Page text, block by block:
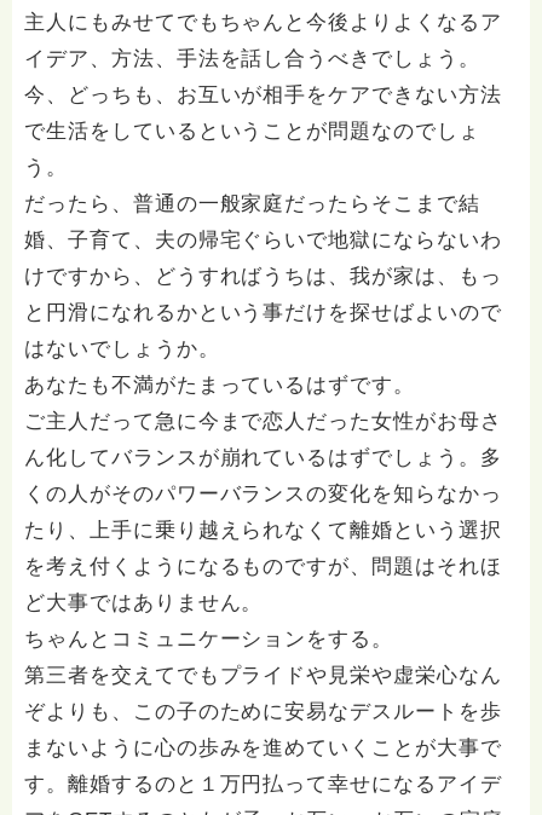
主人にもみせてでもちゃんと今後よりよくなるア
イデア、方法、手法を話し合うべきでしょう。
今、どっちも、お互いが相手をケアできない方法
で生活をしているということが問題なのでしょ
う。
だったら、普通の一般家庭だったらそこまで結
婚、子育て、夫の帰宅ぐらいで地獄にならないわ
けですから、どうすればうちは、我が家は、もっ
と円滑になれるかという事だけを探せばよいので
はないでしょうか。
あなたも不満がたまっているはずです。
ご主人だって急に今まで恋人だった女性がお母さ
ん化してバランスが崩れているはずでしょう。多
くの人がそのパワーバランスの変化を知らなかっ
たり、上手に乗り越えられなくて離婚という選択
を考え付くようになるものですが、問題はそれほ
ど大事ではありません。
ちゃんとコミュニケーションをする。
第三者を交えてでもプライドや見栄や虚栄心なん
ぞよりも、この子のために安易なデスルートを歩
まないように心の歩みを進めていくことが大事で
す。離婚するのと１万円払って幸せになるアイデ